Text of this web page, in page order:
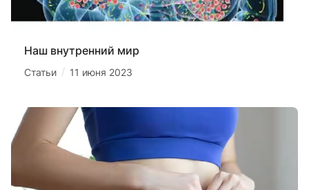
Наш внутренний мир
Статьи / 11 июня 2023